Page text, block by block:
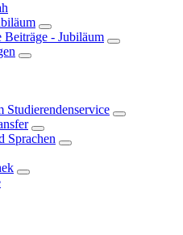
- Jubiläum
Studierendenservice
Sprachen